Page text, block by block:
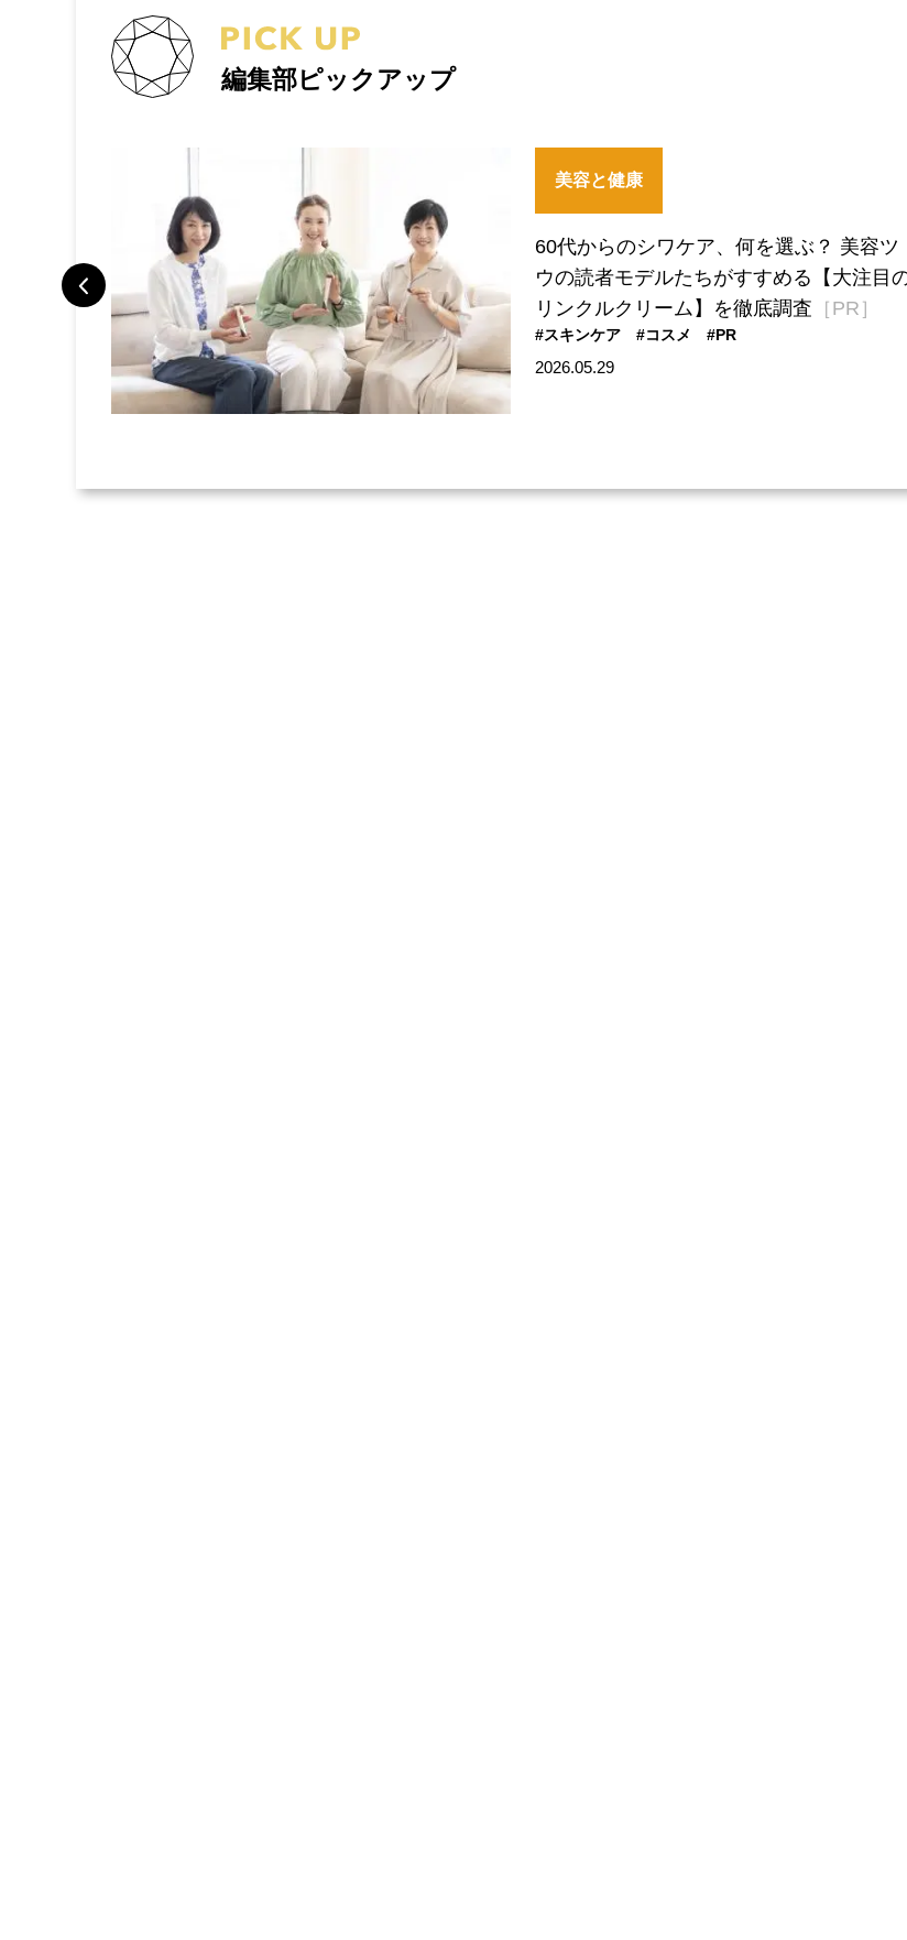
編集部ピックアップ
検証した
美容と健康
60代からのシワケア、何を選ぶ？ 美容ツ
ウの読者モデルたちがすすめる【大注目
リンクルクリーム】を徹底調査 ［PR］
#スキンケア #コスメ #PR
2026.05.29